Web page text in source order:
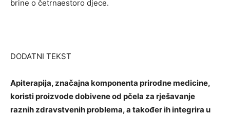
brine o četrnaestoro djece.
DODATNI TEKST
Apiterapija, značajna komponenta prirodne medicine,
koristi proizvode dobivene od pčela za rješavanje
raznih zdravstvenih problema, a također ih integrira u